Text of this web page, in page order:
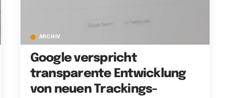
ARCHIV
Google verspricht
transparente Entwicklung
von neuen Trackings-